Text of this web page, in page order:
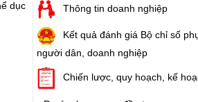
Việt Nam
dục
Thông tin doanh nghiệp
Kết quả đánh giá Bộ chỉ số
người dân, doanh nghiệp
Chiến lược, quy hoạch, kế